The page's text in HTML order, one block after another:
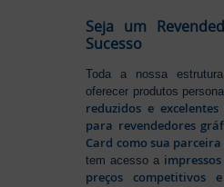
Seja um
Sucesso
Toda a nossa
oferecer produtos
reduzidos e
para revendedores
Card como sua
tem acesso a
preços competitivos